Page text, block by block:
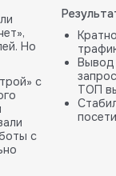
Но
с
с
ТОП